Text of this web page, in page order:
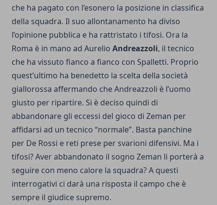
che ha pagato con l’esonero la posizione in classifica
della squadra. Il suo allontanamento ha diviso
l’opinione pubblica e ha rattristato i tifosi. Ora la
Roma è in mano ad Aurelio Andreazzoli, il tecnico
che ha vissuto fianco a fianco con Spalletti. Proprio
quest’ultimo ha benedetto la scelta della società
giallorossa affermando che Andreazzoli è l’uomo
giusto per ripartire. Si è deciso quindi di
abbandonare gli eccessi del gioco di Zeman per
affidarsi ad un tecnico “normale”. Basta panchine
per De Rossi e reti prese per svarioni difensivi. Ma i
tifosi? Aver abbandonato il sogno Zeman li porterà a
seguire con meno calore la squadra? A questi
interrogativi ci darà una risposta il campo che è
sempre il giudice supremo.